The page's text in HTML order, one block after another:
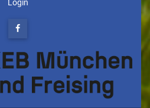
Login